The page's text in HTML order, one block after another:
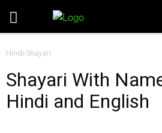
Hindi-Shayari
Shayari With
Hindi and English